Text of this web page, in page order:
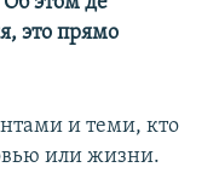
это прямо
и теми, кто
или жизни.